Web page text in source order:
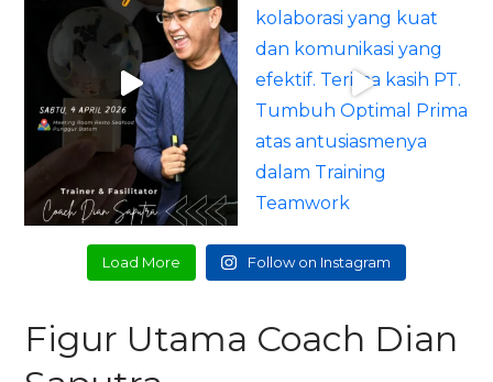
Load More Follow on Instagram
Figur Utama Coach Dian